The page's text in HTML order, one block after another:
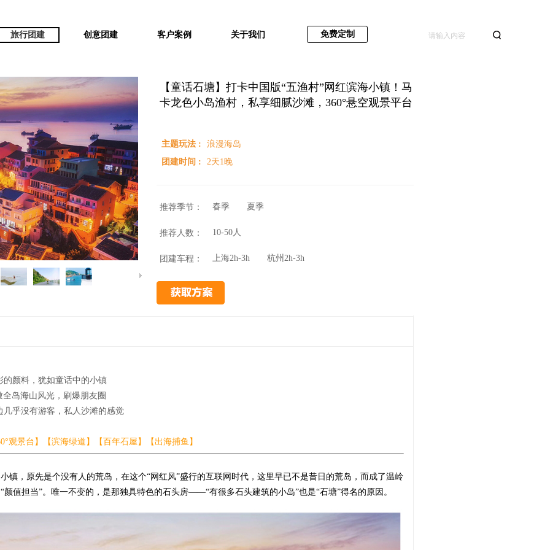
【童话石塘】打卡中国版“五渔村”网红滨海小镇！马
卡龙色小岛渔村，私享细腻沙滩，360°悬空观景平台
主题玩法 :
浪漫海岛
团建时间 :
2天1晚
推荐季节： 春季 夏季
推荐人数： 10-50人
团建车程： 上海2h-3h 杭州2h-3h
颜料，犹如童话中的小镇
岛海山风光，刷爆朋友圈
乎没有游客，私人沙滩的感觉
观景台】【滨海绿道】【百年石屋】【出海捕鱼】
镇，原先是个没有人的荒岛，在这个“网红风”盛行的互联网时代，这里早已不是昔日的荒岛，而成了温岭
值担当”。唯一不变的，是那独具特色的石头房——“有很多石头建筑的小岛”也是“石塘”得名的原因。
旅行团建 创意团建 客户案例 关于我们 免费定制